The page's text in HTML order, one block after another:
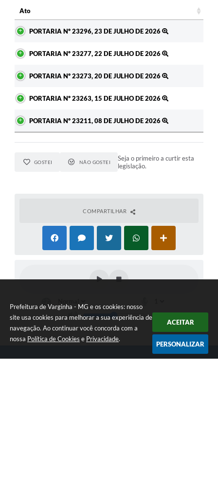
Prefeitura de Varginha - MG e os cookies: nosso
site usa cookies para melhorar a sua experiência de
navegação. Ao continuar você concorda com a
nossa Política de Cookies e Privacidade.
ACEITAR
PERSONALIZAR
Ato
PORTARIA Nº 23296, 23 DE JULHO DE 2026
PORTARIA Nº 23277, 22 DE JULHO DE 2026
PORTARIA Nº 23273, 20 DE JULHO DE 2026
PORTARIA Nº 23263, 15 DE JULHO DE 2026
PORTARIA Nº 23211, 08 DE JULHO DE 2026
GOSTEI NÃO GOSTEI
Seja o primeiro a curtir esta
legislação.
COMPARTILHAR